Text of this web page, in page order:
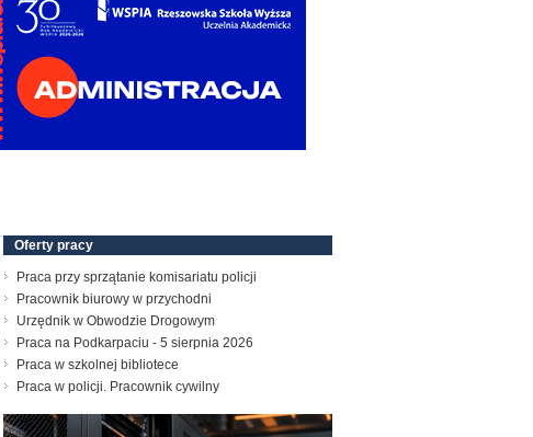
Oferty pracy
Praca przy sprzątanie komisariatu policji
Pracownik biurowy w przychodni
Urzędnik w Obwodzie Drogowym
Praca na Podkarpaciu - 5 sierpnia 2026
Praca w szkolnej bibliotece
Praca w policji. Pracownik cywilny